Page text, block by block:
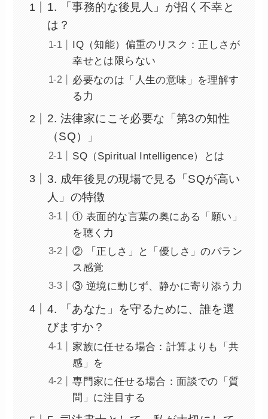
1. 「事務的な後見人」が招く不幸と
は？
IQ（知能）偏重のリスク：正しさが
幸せとは限らない
必要なのは「人生の意味」を理解す
る力
2. 法律家にこそ必要な「第3の知性
（SQ）」
SQ（Spiritual Intelligence）とは
3. 成年後見の現場で見る「SQが高い
人」の特徴
① 表面的な言葉の奥にある「願い」
を聴く力
② 「正しさ」と「優しさ」のバラン
ス感覚
③ 逆境に動じず、静かに寄り添う力
4. 「あなた」を守るために、誰を選
びますか？
家族に任せる場合：計算よりも「共
感」を
専門家に任せる場合：面談での「質
問」に注目する